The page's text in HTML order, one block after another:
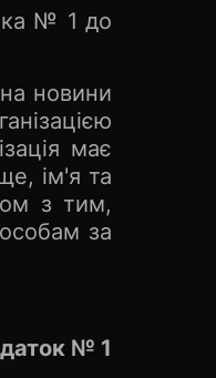
№ 1 до
новини
має
ім'я та
з тим,
за
№ 1